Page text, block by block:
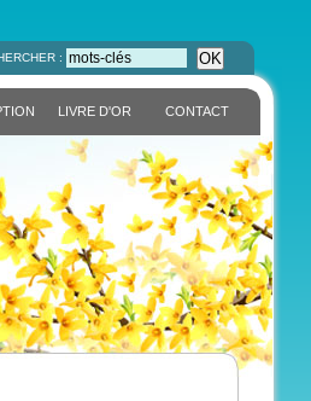
: OK
LIVRE D'OR CONTACT